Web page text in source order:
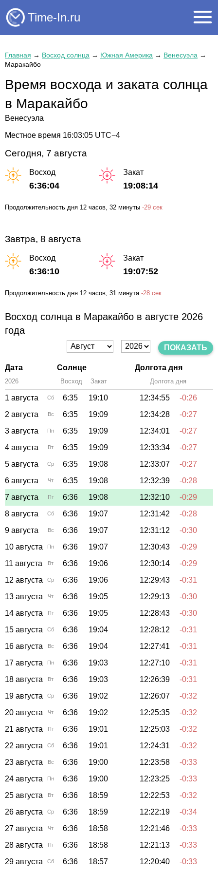
Time-In.ru
Главная → Восход солнца → Южная Америка → Венесуэла →
Маракайбо
Время восхода и заката солнца
в Маракайбо
Венесуэла
Местное время 16:03:05 UTC−4
Сегодня, 7 августа
Восход
6:36:04
Закат
19:08:14
Продолжительность дня 12 часов , 32 минуты -29 сек
Завтра, 8 августа
Восход
6:36:10
Закат
19:07:52
Продолжительность дня 12 часов, 31 минута-28 сек
Восход солнца в Маракайбо в августе 2026
года
ПОКАЗАТЬ
Дата Солнце Долгота дня
2026 Восход Закат Долгота дня
1 августа Сб 6:35 19:10 12:34:55
-0:26
2 августа
Вс 6:35 19:09 12:34:28
-0:27
3 августа
Пн 6:35 19:09 12:34:01
-0:27
4 августа
Вт 6:35 19:09 12:33:34
-0:27
5 августа
Ср 6:35 19:08 12:33:07
-0:27
6 августа
Чт 6:35 19:08 12:32:39
-0:28
7 августа
Пт 6:36 19:08 12:32:10
-0:29
8 августа
Сб 6:36 19:07 12:31:42
-0:28
9 августа
Вс 6:36 19:07 12:31:12
-0:30
10 августа
Пн 6:36 19:07 12:30:43
-0:29
11 августа
Вт 6:36 19:06 12:30:14
-0:29
12 августа
Ср 6:36 19:06 12:29:43
-0:31
13 августа
Чт 6:36 19:05 12:29:13
-0:30
14 августа
Пт 6:36 19:05 12:28:43
-0:30
15 августа
Сб 6:36 19:04 12:28:12
-0:31
16 августа
Вс 6:36 19:04 12:27:41
-0:31
17 августа
Пн 6:36 19:03 12:27:10
-0:31
18 августа
Вт 6:36 19:03 12:26:39
-0:31
19 августа
Ср 6:36 19:02 12:26:07
-0:32
20 августа
Чт 6:36 19:02 12:25:35
-0:32
21 августа
Пт 6:36 19:01 12:25:03
-0:32
22 августа
Сб 6:36 19:01 12:24:31
-0:32
23 августа
Вс 6:36 19:00 12:23:58
-0:33
24 августа
Пн 6:36 19:00 12:23:25
-0:33
25 августа
Вт 6:36 18:59 12:22:53
-0:32
26 августа
Ср 6:36 18:59 12:22:19
-0:34
27 августа
Чт 6:36 18:58 12:21:46
-0:33
28 августа
Пт 6:36 18:58 12:21:13
-0:33
29 августа
Сб 6:36 18:57 12:20:40 -0:33